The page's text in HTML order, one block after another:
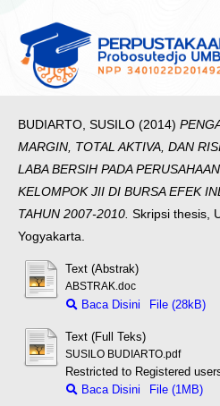
BUDIARTO, SUSILO (2014)
MARGIN, TOTAL AKTIVA, DAN
LABA BERSIH PADA
KELOMPOK JII DI BURSA EFEK
TAHUN 2007-2010. Skripsi thesis,
Yogyakarta.
Text (Abstrak)
ABSTRAK.doc
Baca Disini File (28kB)
Text (Full Teks)
SUSILO BUDIARTO.pdf
Restricted to Registered
Baca Disini
File (1MB)